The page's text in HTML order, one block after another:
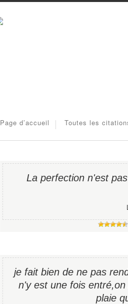
Page d’accueil Toutes les
La perfection n'est
je fait bien de ne pas
n'y est une fois
plaie